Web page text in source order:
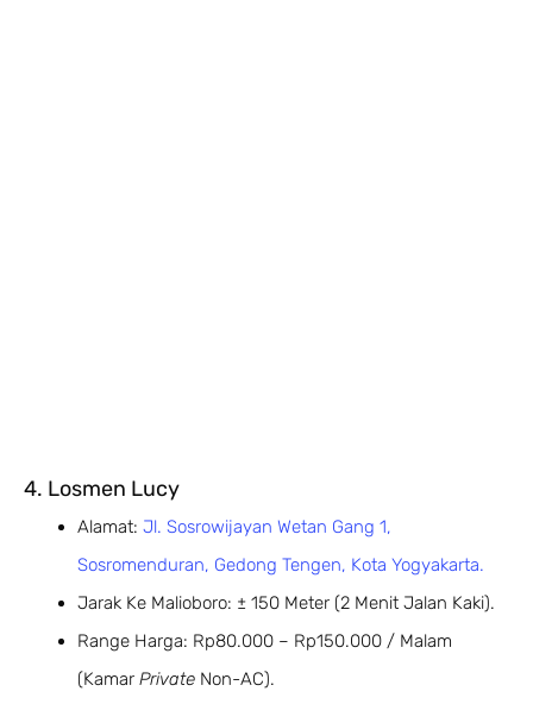
4. Losmen Lucy
Alamat: Jl. Sosrowijayan Wetan Gang 1,
Sosromenduran, Gedong Tengen, Kota Yogyakarta.
Jarak Ke Malioboro: ± 150 Meter (2 Menit Jalan Kaki).
Range Harga: Rp80.000 – Rp150.000 / Malam
(Kamar Private Non-AC).